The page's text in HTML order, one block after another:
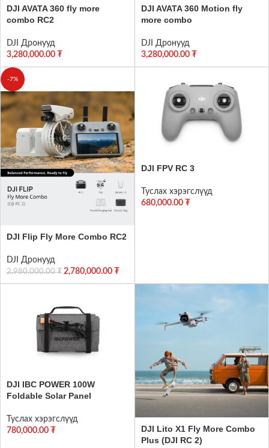
DJI AVATA 360 fly more
combo RC2
DJI Дронууд
3,280,000.00 ₮
DJI AVATA 360 Motion fly
more combo
DJI Дронууд
3,280,000.00 ₮
-7%
DJI Flip Fly More Combo RC2
DJI Дронууд
2,980,000.00₮ 2,780,000.00 ₮
DJI FPV RC 3
Туслах хэрэгслүүд
680,000.00 ₮
DJI IBC POWER 100W
Foldable Solar Panel
Туслах хэрэгслүүд
780,000.00 ₮
DJI Lito X1 Fly More Combo
Plus (DJI RC 2)